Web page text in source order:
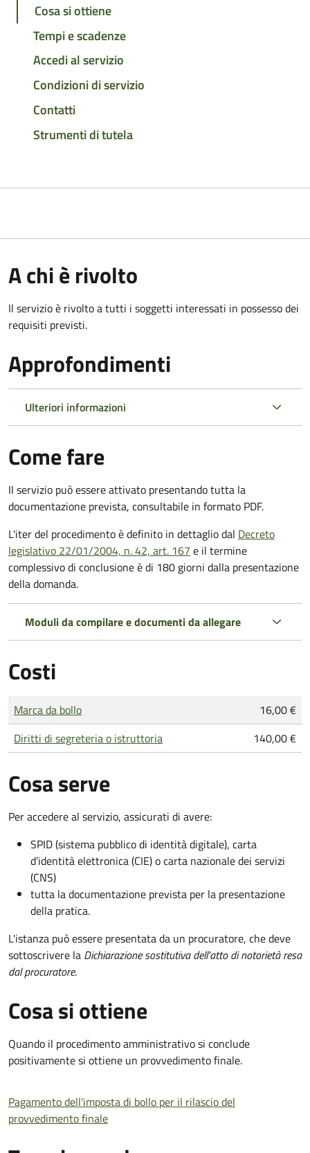
Cosa si ottiene
Tempi e scadenze
Accedi al servizio
Condizioni di servizio
Contatti
Strumenti di tutela
A chi è rivolto
Il servizio è rivolto a tutti i soggetti interessati in possesso dei
requisiti previsti.
Approfondimenti
Ulteriori informazioni
Come fare
Il servizio può essere attivato presentando tutta la
documentazione prevista, consultabile in formato PDF.
L'iter del procedimento è definito in dettaglio dal Decreto
legislativo 22/01/2004, n. 42, art. 167 e il termine
complessivo di conclusione è di 180 giorni dalla presentazione
della domanda.
Moduli da compilare e documenti da allegare
Costi
Tipo di pagamento
Importo
Marca da bollo
16,00 €
Diritti di segreteria o istruttoria
140,00 €
Cosa serve
Per accedere al servizio, assicurati di avere:
SPID (sistema pubblico di identità digitale), carta
d’identità elettronica (CIE) o carta nazionale dei servizi
(CNS)
tutta la documentazione prevista per la presentazione
della pratica.
L'istanza può essere presentata da un procuratore, che deve
sottoscrivere la Dichiarazione sostitutiva dell'atto di notorietà resa
dal procuratore.
Cosa si ottiene
Quando il procedimento amministrativo si conclude
positivamente si ottiene un provvedimento finale.
Pagamento dell'imposta di bollo per il rilascio del
provvedimento finale